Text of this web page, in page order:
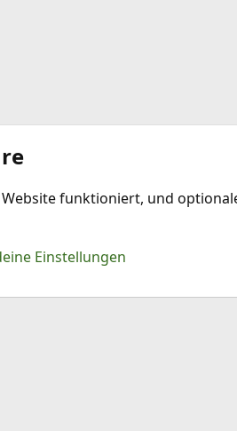
funktioniert, und
Einstellungen